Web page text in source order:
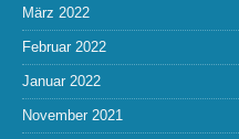
März 2022
Februar 2022
Januar 2022
November 2021